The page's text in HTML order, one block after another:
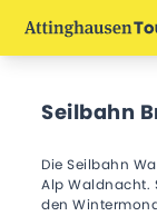
Seilbahn
Die Seilbahn
Alp Waldnacht.
den